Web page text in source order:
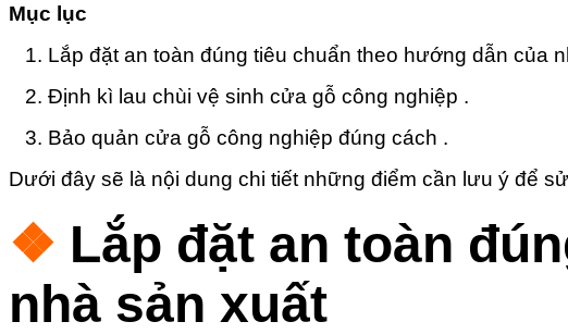
Mục lục
1. Lắp đặt an toàn đúng tiêu chuẩn theo hướng dẫn của
2. Định kì lau chùi vệ sinh cửa gỗ công nghiệp .
3. Bảo quản cửa gỗ công nghiệp đúng cách .
Dưới đây sẽ là nội dung chi tiết những điểm cần lưu ý để
❖ Lắp đặt an toàn
nhà sản xuất